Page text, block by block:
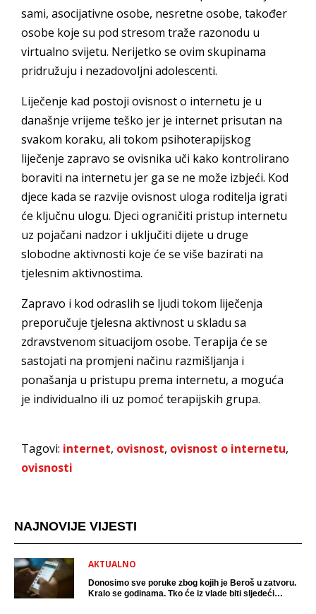
sami, asocijativne osobe, nesretne osobe, također
osobe koje su pod stresom traže razonodu u
virtualno svijetu. Nerijetko se ovim skupinama
pridružuju i nezadovoljni adolescenti.
Liječenje kad postoji ovisnost o internetu je u
današnje vrijeme teško jer je internet prisutan na
svakom koraku, ali tokom psihoterapijskog
liječenje zapravo se ovisnika uči kako kontrolirano
boraviti na internetu jer ga se ne može izbjeći. Kod
djece kada se razvije ovisnost uloga roditelja igrati
će ključnu ulogu. Djeci ograničiti pristup internetu
uz pojačani nadzor i uključiti dijete u druge
slobodne aktivnosti koje će se više bazirati na
tjelesnim aktivnostima.
Zapravo i kod odraslih se ljudi tokom liječenja
preporučuje tjelesna aktivnost u skladu sa
zdravstvenom situacijom osobe. Terapija će se
sastojati na promjeni načinu razmišljanja i
ponašanja u pristupu prema internetu, a moguća
je individualno ili uz pomoć terapijskih grupa.
Tagovi: internet, ovisnost, ovisnost o internetu,
ovisnosti
NAJNOVIJE VIJESTI
AKTUALNO
Donosimo sve poruke zbog kojih je Beroš u zatvoru.
Kralo se godinama. Tko će iz vlade biti sljedeći